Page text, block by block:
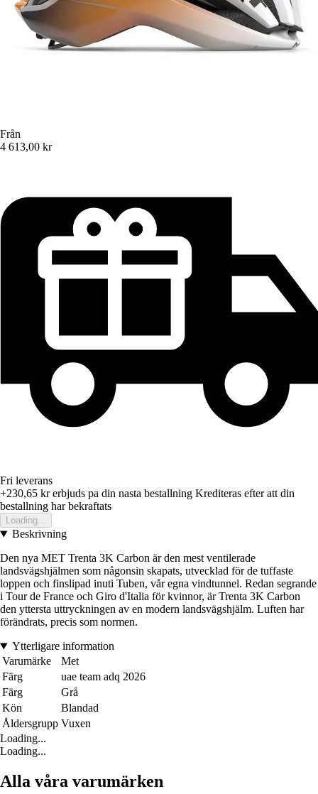
Från
4 613,00 kr
Fri leverans
+230,65 krerbjuds pa din nasta bestallning Krediteras efter att din
bestallning har bekraftats
Loading...
Beskrivning
Den nya MET Trenta 3K Carbon är den mest ventilerade
landsvägshjälmen som någonsin skapats, utvecklad för de tuffaste
loppen och finslipad inuti Tuben, vår egna vindtunnel. Redan segrande
i Tour de France och Giro d'Italia för kvinnor, är Trenta 3K Carbon
den yttersta uttryckningen av en modern landsvägshjälm. Luften har
förändrats, precis som normen.
Ytterligare information
Varumärke
Met
Färg
uae team adq 2026
Färg
Grå
Kön
Blandad
Åldersgrupp Vuxen
Loading...
Loading...
Alla våra varumärken